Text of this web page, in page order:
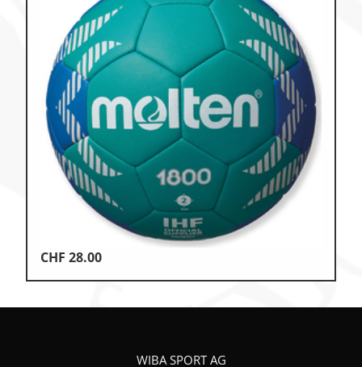
CHF 28.00
WIBA SPORT AG